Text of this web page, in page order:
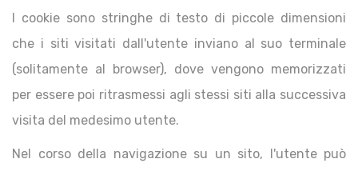
I cookie sono stringhe di testo di piccole dimensioni
che i siti visitati dall'utente inviano al suo terminale
(solitamente al browser), dove vengono memorizzati
per essere poi ritrasmessi agli stessi siti alla successiva
visita del medesimo utente.
Nel corso della navigazione su un sito, l'utente può